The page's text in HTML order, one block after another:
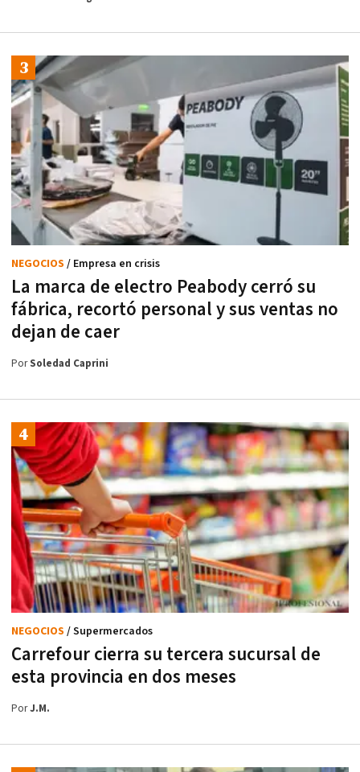
La marca de electro Peabody cerró su
fábrica, recortó personal y sus ventas no
dejan de caer
NEGOCIOS / Empresa en crisis
PorSoledad Caprini
Carrefour cierra su tercera sucursal de
esta provincia en dos meses
NEGOCIOS / Supermercados
PorJ.M.